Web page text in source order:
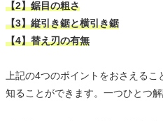
【2】鋸目の粗さ
【3】縦引き鋸と横引き鋸
【4】替え刃の有無
上記の4つのポイントをおさえるこ
知ることができます。一つひとつ解